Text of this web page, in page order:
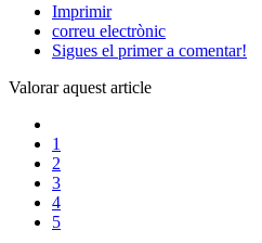
Imprimir
correu electrònic
Sigues el primer a comentar!
Valorar aquest article
1
2
3
4
5